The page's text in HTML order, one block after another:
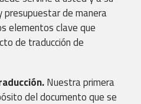
presupuestar de manera
elementos clave que
de traducción de
Nuestra primera
del documento que se